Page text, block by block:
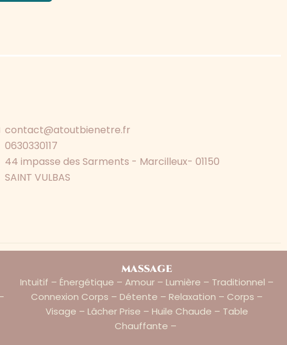
contact@atoutbienetre.fr
0630330117
44 impasse des Sarments - Marcilleux- 01150
SAINT VULBAS
massage
Intuitif – Énergétique – Amour – Lumière – Traditionnel –
Connexion Corps – Détente – Relaxation – Corps –
Visage – Lâcher Prise – Huile Chaude – Table
Chauffante –